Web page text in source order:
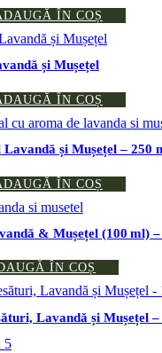
ÎN COȘ
și Mușețel
ÎN COȘ
și Mușețel – 250
ÎN COȘ
& Mușețel (100 ml)
ÎN COȘ
Lavandă și Mușețel
5